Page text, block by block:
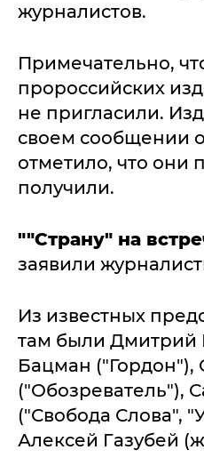
журналистов.
Примечательно,
пророссийских
не пригласили.
своем сообщении
отметило, что они
получили.
""Страну" на
заявили
Из известных
там были Дмитрий
Бацман ("Гордон"),
("Обозреватель"),
("Свобода Слова",
Алексей Газубей